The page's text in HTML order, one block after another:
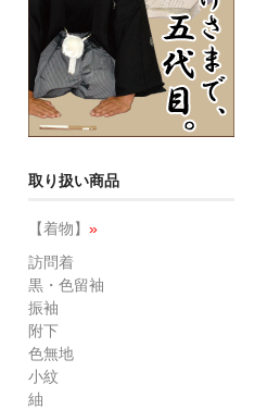
取り扱い商品
【着物】 »
訪問着
黒・色留袖
振袖
附下
色無地
小紋
紬